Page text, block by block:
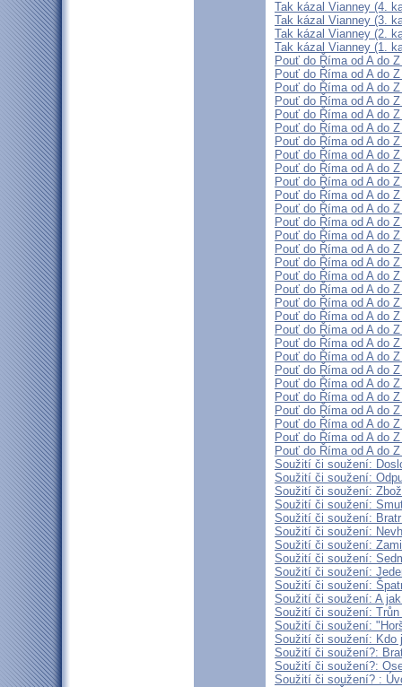
Tak kázal Vianney (4.
Tak kázal Vianney (3.
Tak kázal Vianney (2.
Tak kázal Vianney (1.
Pouť do Říma od A do
Pouť do Říma od A do
Pouť do Říma od A do
Pouť do Říma od A do
Pouť do Říma od A do
Pouť do Říma od A do
Pouť do Říma od A do
Pouť do Říma od A do
Pouť do Říma od A do
Pouť do Říma od A do
Pouť do Říma od A do
Pouť do Říma od A do
Pouť do Říma od A do
Pouť do Říma od A do
Pouť do Říma od A do
Pouť do Říma od A do
Pouť do Říma od A do
Pouť do Říma od A do
Pouť do Říma od A do
Pouť do Říma od A do
Pouť do Říma od A do
Pouť do Říma od A do
Pouť do Říma od A do
Pouť do Říma od A do
Pouť do Říma od A do
Pouť do Říma od A do
Pouť do Říma od A do
Pouť do Říma od A do
Pouť do Říma od A do
Pouť do Říma od A do
Soužití či soužení:
Soužití či soužení:
Soužití či soužení:
Soužití či soužení:
Soužití či soužení:
Soužití či soužení:
Soužití či soužení:
Soužití či soužení:
Soužití či soužení:
Soužití či soužení:
Soužití či soužení: A
Soužití či soužení: Trůn
Soužití či soužení:
Soužití či soužení: Kdo
Soužití či soužení?:
Soužití či soužení?:
Soužití či soužení? :